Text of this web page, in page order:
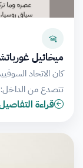
ميخائيل
كان الاتحاد
تتصدع من الداخل:
قراءة